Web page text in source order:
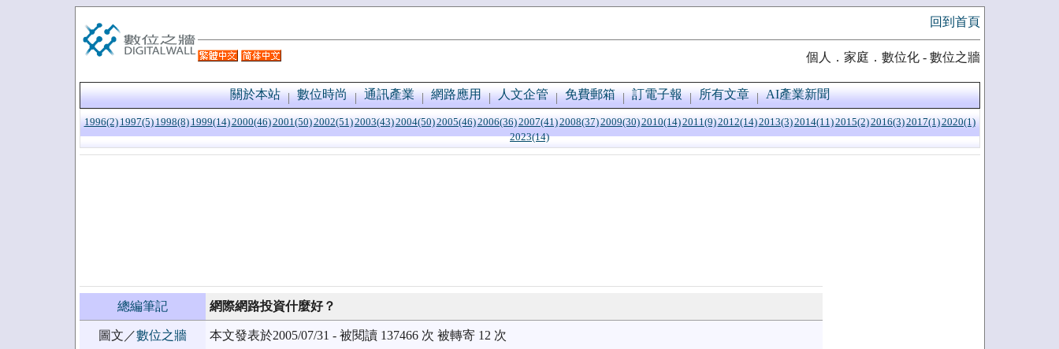
回到首頁
個人．家庭．數位化 - 數位之牆
關於本站 數位時尚 通訊產業 網路應用 人文企管 免費郵箱 訂電子報 所有文章 AI產業新聞
1996(2) 1997(5) 1998(8) 1999(14)2000(46)2001(50)2002(51)2003(43)2004(50)2005(46)2006(36)2007(41)2008(37)2009(30)2010(14)2011(9)2012(14)2013(3)2014(11)2015(2)2016(3)2017(1)2020(1)
2023(14)
總編筆記 網際網路投資什麼好？
圖文／數位之牆 本文發表於2005/07/31 - 被閱讀 137466 次 被轉寄 12 次